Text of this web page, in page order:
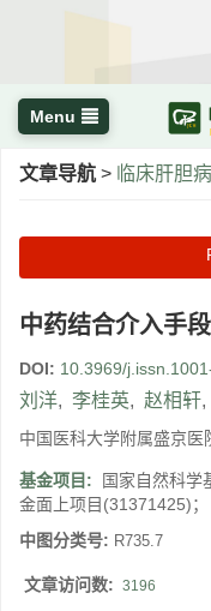
Menu
文章导航 > 临床肝胆
中药结合介入手
DOI: 10.3969/
刘洋, 李桂英, 赵相轩,
中国医科大学附属盛京医
基金项目:
国家自然科学
金面上项目(31371425)
中图分类号: R735.7
文章访问数: 3196